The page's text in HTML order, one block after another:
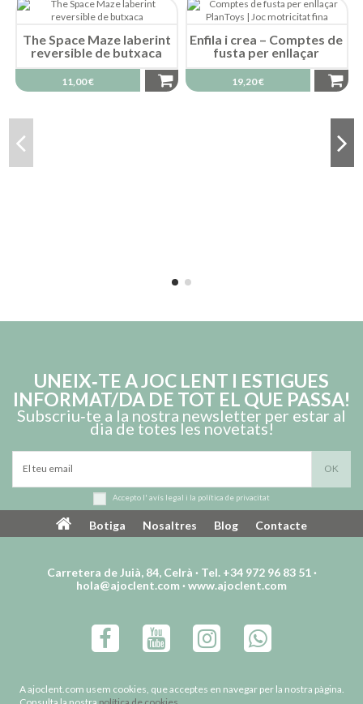
The Space Maze laberint
reversible de butxaca
11,00 €
Enfila i crea – Comptes de
fusta per enllaçar
19,20 €
UNEIX‑TE A JOC LENT I ESTIGUES
INFORMAT/DA DE TOT EL QUE PASSA!
Subscriu‑te a la nostra newsletter per estar al
dia de totes les novetats!
Accepto l' avís legal i la política de privacitat
Botiga Nosaltres Blog Contacte
Carretera de Juià, 84, Celrà · Tel. +34 972 96 83 51 ·
hola@ajoclent.com ·www.ajoclent.com
TERMES I CONDICIONS D’ÚS I VENDA
A ajoclent.com usem cookies, que acceptes en navegar per la nostra pàgina.